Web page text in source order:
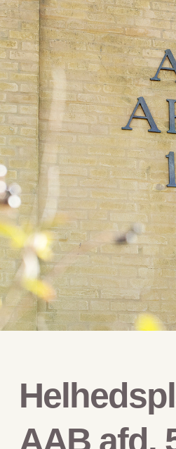
AAB afd.